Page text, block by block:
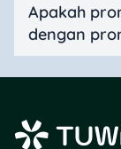
Apakah
dengan